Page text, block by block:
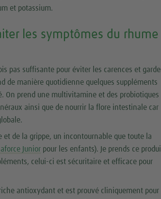
et potassium.
les symptômes du rhume
pas suffisante pour éviter les carences et
de manière quotidienne quelques suppléments
On prend une multivitamine et des probiotiques
ainsi que de nourrir la flore intestinale car
de la grippe, un incontournable que toute la
Junior pour les enfants). Je prends ce
celui-ci est sécuritaire et efficace pour
antioxydant et est prouvé cliniquement pour